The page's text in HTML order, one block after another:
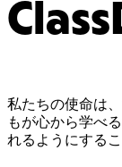
私たちの使命は
もが心から学べ
れるようにするこ